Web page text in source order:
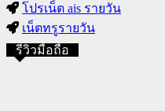
โปรเน็ต ais รายวัน
เน็ตทรูรายวัน
รีวิวมือถือ